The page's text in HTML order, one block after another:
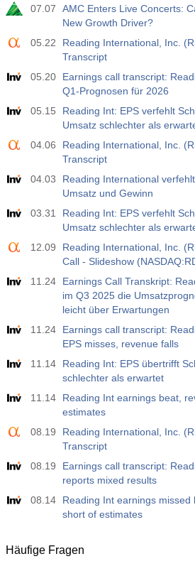
07.07
AMC Enters Live Concerts:
New Growth Driver?
05.22
Reading International, Inc.
Transcript
05.20
Earnings call transcript:
Q1-Prognosen für 2026
05.15
Reading Int: EPS verfehlt
Umsatz schlechter als
04.06
Reading International, Inc.
Transcript
04.03
Reading International
Umsatz und Gewinn
03.31
Reading Int: EPS verfehlt
Umsatz schlechter als
12.09
Reading International, Inc.
Call - Slideshow
11.24
Earnings Call Transkript:
im Q3 2025 die
leicht über Erwartungen
11.24
Earnings call transcript:
EPS misses, revenue falls
11.14
Reading Int: EPS übertrifft
schlechter als erwartet
11.14
Reading Int earnings beat,
estimates
08.19
Reading International, Inc.
Transcript
08.19
Earnings call transcript:
reports mixed results
08.14
Reading Int earnings
short of estimates
Häufige Fragen